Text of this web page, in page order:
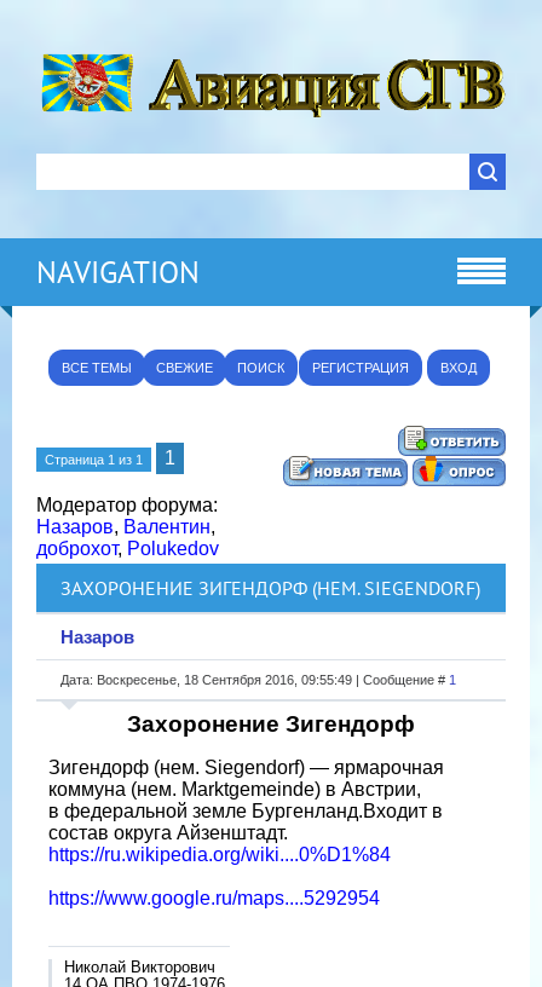
NAVIGATION
ВСЕ ТЕМЫ СВЕЖИЕ ПОИСК РЕГИСТРАЦИЯ ВХОД
Страница 1 из 1 1
Модератор форума:
Назаров, Валентин,
доброхот, Polukedov
ЗАХОРОНЕНИЕ ЗИГЕНДОРФ (НЕМ. SIEGENDORF)
Назаров
Дата: Воскресенье, 18 Сентября 2016, 09:55:49 | Сообщение # 1
Захоронение Зигендорф
Зигендорф (нем. Siegendorf) — ярмарочная
коммуна (нем. Marktgemeinde) в Австрии,
в федеральной земле Бургенланд.Входит в
состав округа Айзенштадт.
https://ru.wikipedia.org/wiki....0%D1%84
https://www.google.ru/maps....5292954
Николай Викторович